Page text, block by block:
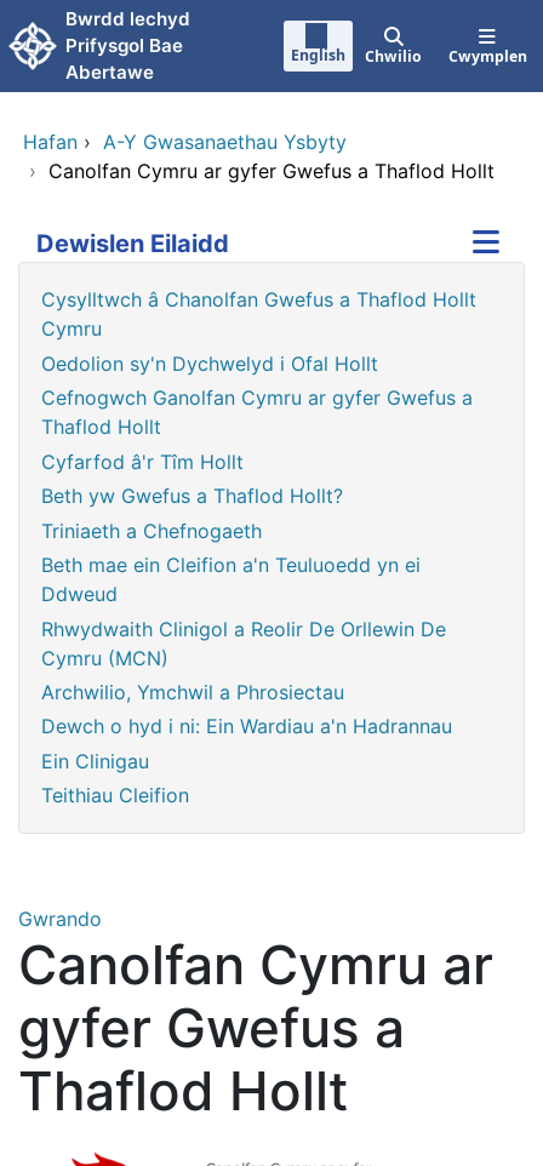
Neidio i'r prif gynnwy
Bwrdd lechyd
Prifysgol Bae
Abertawe
English Chwilio Cwymplen
Hafan › A-Y Gwasanaethau Ysbyty
› Canolfan Cymru ar gyfer Gwefus a Thaflod Hollt
Dewislen Eilaidd
Cysylltwch â Chanolfan Gwefus a Thaflod Hollt
Cymru
Oedolion sy'n Dychwelyd i Ofal Hollt
Cefnogwch Ganolfan Cymru ar gyfer Gwefus a
Thaflod Hollt
Cyfarfod â'r Tîm Hollt
Beth yw Gwefus a Thaflod Hollt?
Triniaeth a Chefnogaeth
Beth mae ein Cleifion a'n Teuluoedd yn ei
Ddweud
Rhwydwaith Clinigol a Reolir De Orllewin De
Cymru (MCN)
Archwilio, Ymchwil a Phrosiectau
Dewch o hyd i ni: Ein Wardiau a'n Hadrannau
Ein Clinigau
Teithiau Cleifion
Gwrando
Canolfan Cymru ar
gyfer Gwefus a
Thaflod Hollt